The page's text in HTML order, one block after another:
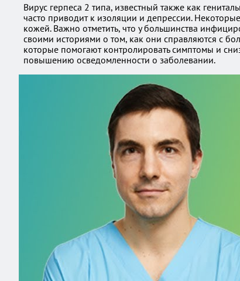
Вирус герпеса 2 типа, известный также как
часто приводит к изоляции и депрессии.
кожей. Важно отметить, что у большинства
своими историями о том, как они справляются с
которые помогают контролировать симптомы и
повышению осведомленности о заболевании.